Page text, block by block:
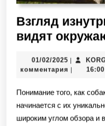
Взгляд
видят
01/02/2025 |
комментария | 16:00
Понимание того, как собаки воспринимают мир,
начинается с их
широким углом обзора и